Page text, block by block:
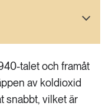
talet och framåt
av koldioxid
snabbt, vilket är